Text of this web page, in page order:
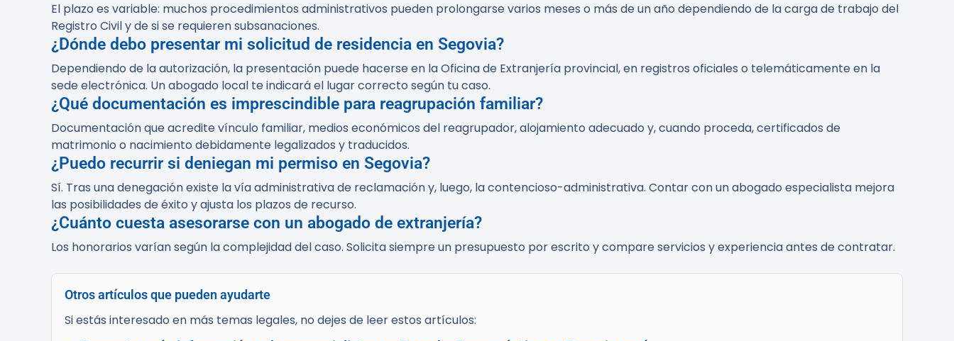
El plazo es variable: muchos procedimientos administrativos pueden prolongarse varios meses o más de un año dependiendo de la carga de trabajo del
Registro Civil y de si se requieren subsanaciones.
¿Dónde debo presentar mi solicitud de residencia en Segovia?
Dependiendo de la autorización, la presentación puede hacerse en la Oficina de Extranjería provincial, en registros oficiales o telemáticamente en la
sede electrónica. Un abogado local te indicará el lugar correcto según tu caso.
¿Qué documentación es imprescindible para reagrupación familiar?
Documentación que acredite vínculo familiar, medios económicos del reagrupador, alojamiento adecuado y, cuando proceda, certificados de
matrimonio o nacimiento debidamente legalizados y traducidos.
¿Puedo recurrir si deniegan mi permiso en Segovia?
Sí. Tras una denegación existe la vía administrativa de reclamación y, luego, la contencioso-administrativa. Contar con un abogado especialista mejora
las posibilidades de éxito y ajusta los plazos de recurso.
¿Cuánto cuesta asesorarse con un abogado de extranjería?
Los honorarios varían según la complejidad del caso. Solicita siempre un presupuesto por escrito y compare servicios y experiencia antes de contratar.
Otros artículos que pueden ayudarte
Si estás interesado en más temas legales, no dejes de leer estos artículos: